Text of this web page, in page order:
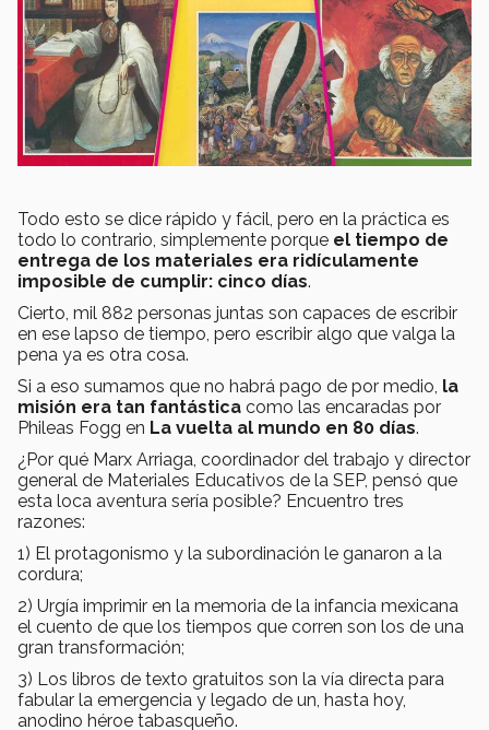
Todo esto se dice rápido y fácil, pero en la práctica es
todo lo contrario, simplemente porque el tiempo de
entrega de los materiales era ridículamente
imposible de cumplir: cinco días.
Cierto, mil 882 personas juntas son capaces de escribir
en ese lapso de tiempo, pero escribir algo que valga la
pena ya es otra cosa.
Si a eso sumamos que no habrá pago de por medio, la
misión era tan fantástica como las encaradas por
Phileas Fogg en La vuelta al mundo en 80 días.
¿Por qué Marx Arriaga, coordinador del trabajo y director
general de Materiales Educativos de la SEP, pensó que
esta loca aventura sería posible? Encuentro tres
razones:
1) El protagonismo y la subordinación le ganaron a la
cordura;
2) Urgía imprimir en la memoria de la infancia mexicana
el cuento de que los tiempos que corren son los de una
gran transformación;
3) Los libros de texto gratuitos son la vía directa para
fabular la emergencia y legado de un, hasta hoy,
anodino héroe tabasqueño.